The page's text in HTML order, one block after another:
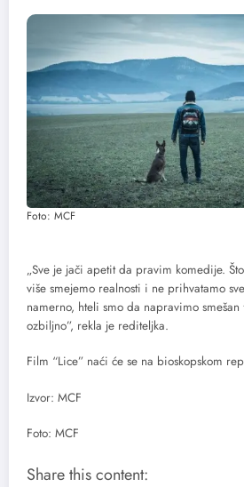
Foto: MCF
„Sve je jači apetit da pravim komedije.
više smejemo realnosti i ne prihvatamo
namerno, hteli smo da napravimo
ozbiljno”, rekla je rediteljka.
Film “Lice” naći će se na bioskopskom
Izvor: MCF
Foto: MCF
Share this content: